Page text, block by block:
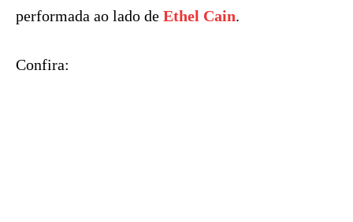
performada ao lado de Ethel Cain.
Confira: